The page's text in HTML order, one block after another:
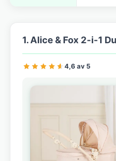
1. Alice & Fox 2-i-1
4,6 av 5